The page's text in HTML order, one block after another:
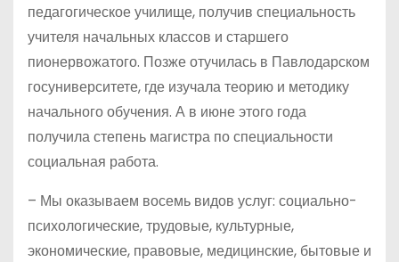
педагогическое училище, получив специальность
учителя начальных классов и старшего
пионервожатого. Позже отучилась в Павлодарском
госуниверситете, где изучала теорию и методику
начального обучения. А в июне этого года
получила степень магистра по специальности
социальная работа.
– Мы оказываем восемь видов услуг: социально-
психологические, трудовые, культурные,
экономические, правовые, медицинские, бытовые и